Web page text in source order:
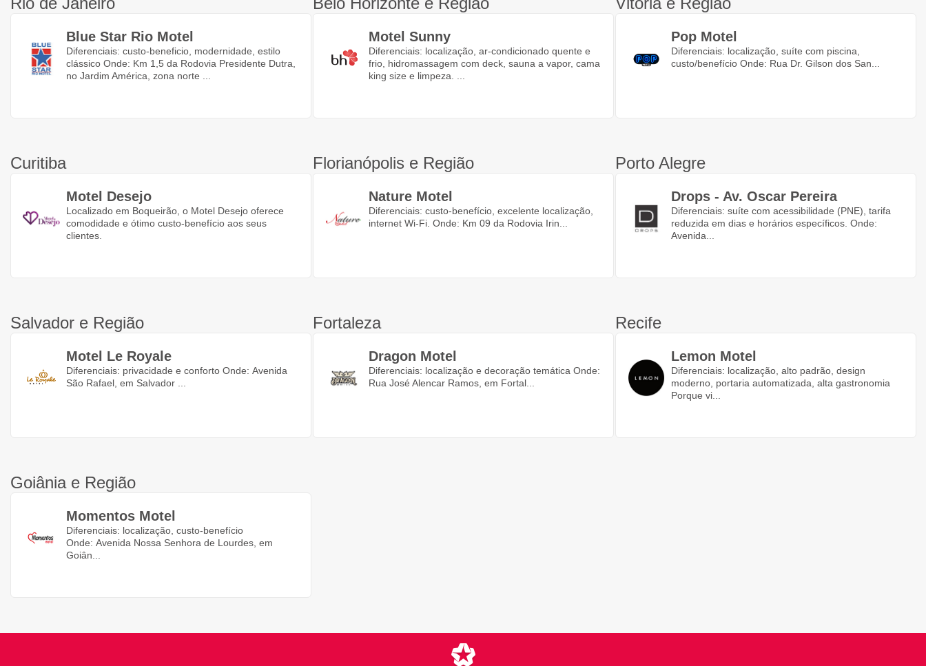
Blue Star Rio Motel
Diferenciais: custo-beneficio, modernidade, estilo
clássico Onde: Km 1,5 da Rodovia Presidente Dutra,
no Jardim América, zona norte ...
Motel Sunny
Diferenciais: localização, ar-condicionado quente e
frio, hidromassagem com deck, sauna a vapor, cama
king size e limpeza. ...
Pop Motel
Diferenciais: localização, suíte com piscina,
custo/benefício Onde: Rua Dr. Gilson dos San...
Curitiba
Motel Desejo
Localizado em Boqueirão, o Motel Desejo oferece
comodidade e ótimo custo-benefício aos seus
clientes.
Florianópolis e Região
Nature Motel
Diferenciais: custo-benefício, excelente localização,
internet Wi-Fi. Onde: Km 09 da Rodovia Irin...
Porto Alegre
Drops - Av. Oscar Pereira
Diferenciais: suíte com acessibilidade (PNE), tarifa
reduzida em dias e horários específicos. Onde:
Avenida...
Salvador e Região
Motel Le Royale
Diferenciais: privacidade e conforto Onde: Avenida
São Rafael, em Salvador ...
Fortaleza
Dragon Motel
Diferenciais: localização e decoração temática Onde:
Rua José Alencar Ramos, em Fortal...
Recife
Lemon Motel
Diferenciais: localização, alto padrão, design
moderno, portaria automatizada, alta gastronomia
Porque vi...
Goiânia e Região
Momentos Motel
Diferenciais: localização, custo-benefício
Onde: Avenida Nossa Senhora de Lourdes, em
Goiân...